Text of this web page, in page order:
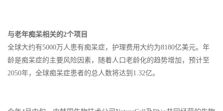
与老年痴呆相关的2个项目
全球大约有5000万人患有痴呆症，护理费用大约为8180亿美元。年
龄是痴呆症的主要风险因素，随着人口老龄化的趋势增加，预计至
2050年，全球痴呆症患者的总人数将达到1.32亿。